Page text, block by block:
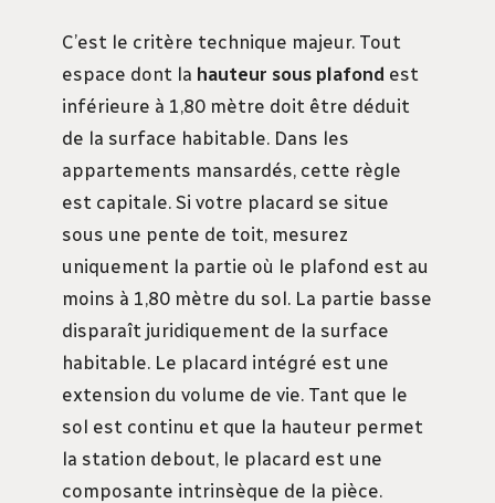
C’est le critère technique majeur. Tout
espace dont la hauteur sous plafond est
inférieure à 1,80 mètre doit être déduit
de la surface habitable. Dans les
appartements mansardés, cette règle
est capitale. Si votre placard se situe
sous une pente de toit, mesurez
uniquement la partie où le plafond est au
moins à 1,80 mètre du sol. La partie basse
disparaît juridiquement de la surface
habitable. Le placard intégré est une
extension du volume de vie. Tant que le
sol est continu et que la hauteur permet
la station debout, le placard est une
composante intrinsèque de la pièce.